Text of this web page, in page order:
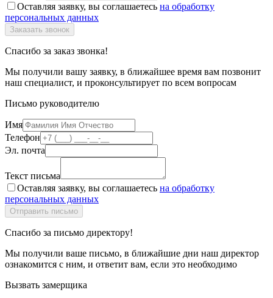
Оставляя заявку, вы соглашаетесь на обработку
персональных данных
Спасибо за заказ звонка!
Мы получили вашу заявку, в ближайшее время вам позвонит
наш специалист, и проконсультирует по всем вопросам
Письмо руководителю
Имя
Телефон
Эл. почта
Текст письма
Оставляя заявку, вы соглашаетесь на обработку
персональных данных
Спасибо за письмо директору!
Мы получили ваше письмо, в ближайшие дни наш директор
ознакомится с ним, и ответит вам, если это необходимо
Вызвать замерщика